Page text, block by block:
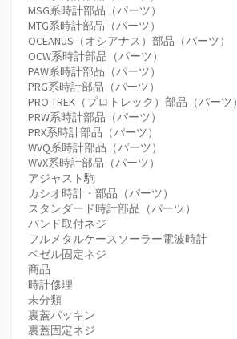
MSG系時計部品（パーツ）
MTG系時計部品（パーツ）
OCEANUS（オシアナス）部品（パーツ）
OCW系時計部品（パーツ）
PAW系時計部品（パーツ）
PRG系時計部品（パーツ）
PRO TREK（プロトレック）部品（パーツ）
PRW系時計部品（パーツ）
PRX系時計部品（パーツ）
WVQ系時計部品（パーツ）
WVX系時計部品（パーツ）
アジャスト駒
カシオ時計・部品（パーツ）
スタンダード時計部品（パーツ）
バンド取付ネジ
フルメタルケースソーラー電波時計
ベゼル固定ネジ
商品
時計修理
未分類
裏蓋パッキン
裏蓋固定ネジ